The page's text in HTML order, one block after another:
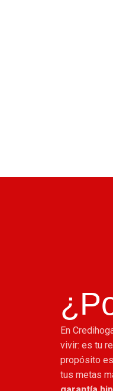
En
vivir: es tu
propósito
tus metas